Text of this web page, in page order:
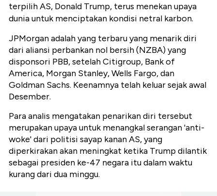
terpilih AS, Donald Trump, terus menekan upaya
dunia untuk menciptakan kondisi netral karbon.
JPMorgan adalah yang terbaru yang menarik diri
dari aliansi perbankan nol bersih (NZBA) yang
disponsori PBB, setelah Citigroup, Bank of
America, Morgan Stanley, Wells Fargo, dan
Goldman Sachs. Keenamnya telah keluar sejak awal
Desember.
Para analis mengatakan penarikan diri tersebut
merupakan upaya untuk menangkal serangan 'anti-
woke' dari politisi sayap kanan AS, yang
diperkirakan akan meningkat ketika Trump dilantik
sebagai presiden ke-47 negara itu dalam waktu
kurang dari dua minggu.